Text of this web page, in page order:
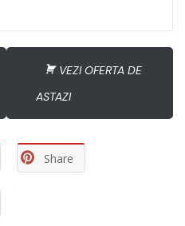
VEZI OFERTA DE
ASTAZI
Share